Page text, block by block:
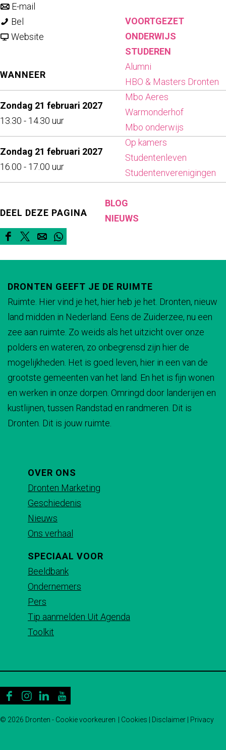
VOORTGEZET
ONDERWIJS
STUDEREN
Alumni
HBO & Masters Dronten
Mbo Aeres
Warmonderhof
Mbo onderwijs
Op kamers
Studentenleven
Studentenverenigingen
BLOG
NIEUWS
h
o
(
1
a
r
S
h
w
(
)
E-mail
a
a
S
o
w
+
)
Bel
a
o
1
Website
a
o
1
+
WANNEER
Zondag 21 februari 2027
13.30 - 14.30 uur
Zondag 21 februari 2027
16.00 - 17.00 uur
DEEL DEZE PAGINA
D
e
l
d
e
z
e
p
a
g
i
n
D
e
l
d
e
z
e
p
a
g
i
n
p
X
D
e
l
d
e
z
e
p
a
g
i
n
p
e
-
m
a
l
D
e
l
d
e
z
e
p
a
g
i
n
p
W
h
t
A
p
p
DRONTEN GEEFT JE DE RUIMTE
Ruimte. Hier vind je het, hier heb je het. Dronten, nieuw
land midden in Nederland. Eens de Zuiderzee, nu een
zee aan ruimte. Zo weids als het uitzicht over onze
polders en wateren, zo onbegrensd zijn hier de
mogelijkheden. Het is goed leven, hier in een van de
grootste gemeenten van het land. En het is fijn wonen
en werken in onze dorpen. Omringd door landerijen en
kustlijnen, tussen Randstad en randmeren. Dit is
Dronten. Dit is jouw ruimte.
OVER ONS
Dronten Marketing
Geschiedenis
Nieuws
Ons verhaal
SPECIAAL VOOR
Beeldbank
Ondernemers
Pers
Tip aanmelden Uit Agenda
Toolkit
© 2026 Dronten - Cookie voorkeuren Cookies Disclaimer Privacy
F
a
I
n
L
i
Y
o